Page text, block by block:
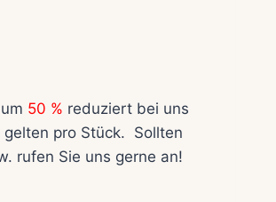
50 % reduziert bei uns
pro Stück. Sollten
rufen Sie uns gerne an!